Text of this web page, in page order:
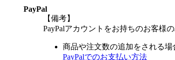
PayPal
【備考】
PayPalアカウントをお持ちのお客様
商品や注文数の追加をされる
PayPalでのお支払い方法